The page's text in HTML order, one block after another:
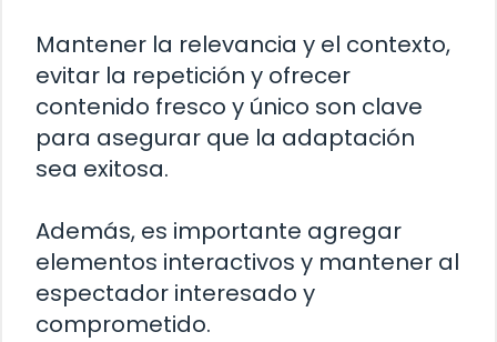
Mantener la relevancia y el contexto,
evitar la repetición y ofrecer
contenido fresco y único son clave
para asegurar que la adaptación
sea exitosa.
Además, es importante agregar
elementos interactivos y mantener al
espectador interesado y
comprometido.